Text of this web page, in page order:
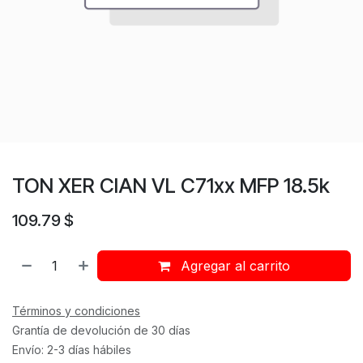
TON XER CIAN VL C71xx MFP 18.5k
109.79$
Agregar al carrito
Términos y condiciones
Grantía de devolución de 30 días
Envío: 2-3 días hábiles